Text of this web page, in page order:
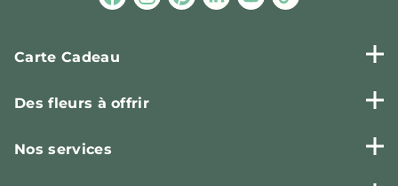
Carte Cadeau
Des fleurs à offrir
Nos services